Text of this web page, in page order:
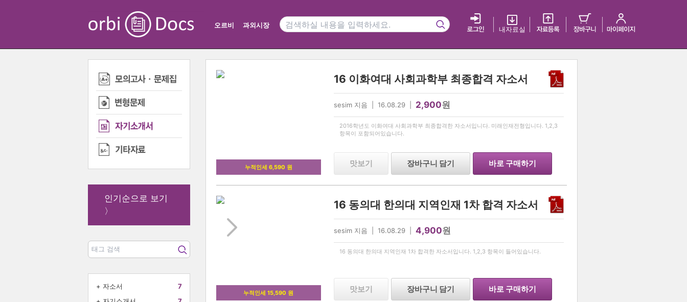
오르비 과외시장
내 자료실
인기순으로 보기
〉
+ 자소서
7
누적인세 6,590 원
16 이화여대 사회과학부 최종합격 자소서
sesim 지음 | 16.08.29 | 2,900원
2016학년도 이화여대 사회과학부 최종합격한 자소서입니다. 미래인재전형입니다. 1,2,3
항목이 포함되어있습니다.
맛보기 장바구니 담기 바로 구매하기
누적인세 15,590 원
16 동의대 한의대 지역인재 1차 합격 자소서
sesim 지음 | 16.08.29 | 4,900원
16 동의대 한의대 지역인재 1차 합격한 자소서입니다. 1,2,3 항목이 들어있습니다.
맛보기 장바구니 담기 바로 구매하기